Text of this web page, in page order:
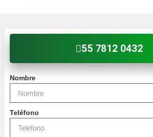
55 7812 0432
Nombre
Teléfono